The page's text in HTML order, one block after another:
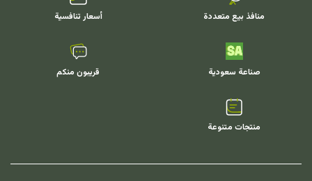
منافذ بيع متعددة أسعار تنافسية
صناعة سعودية قريبون منكم
منتجات متنوعة